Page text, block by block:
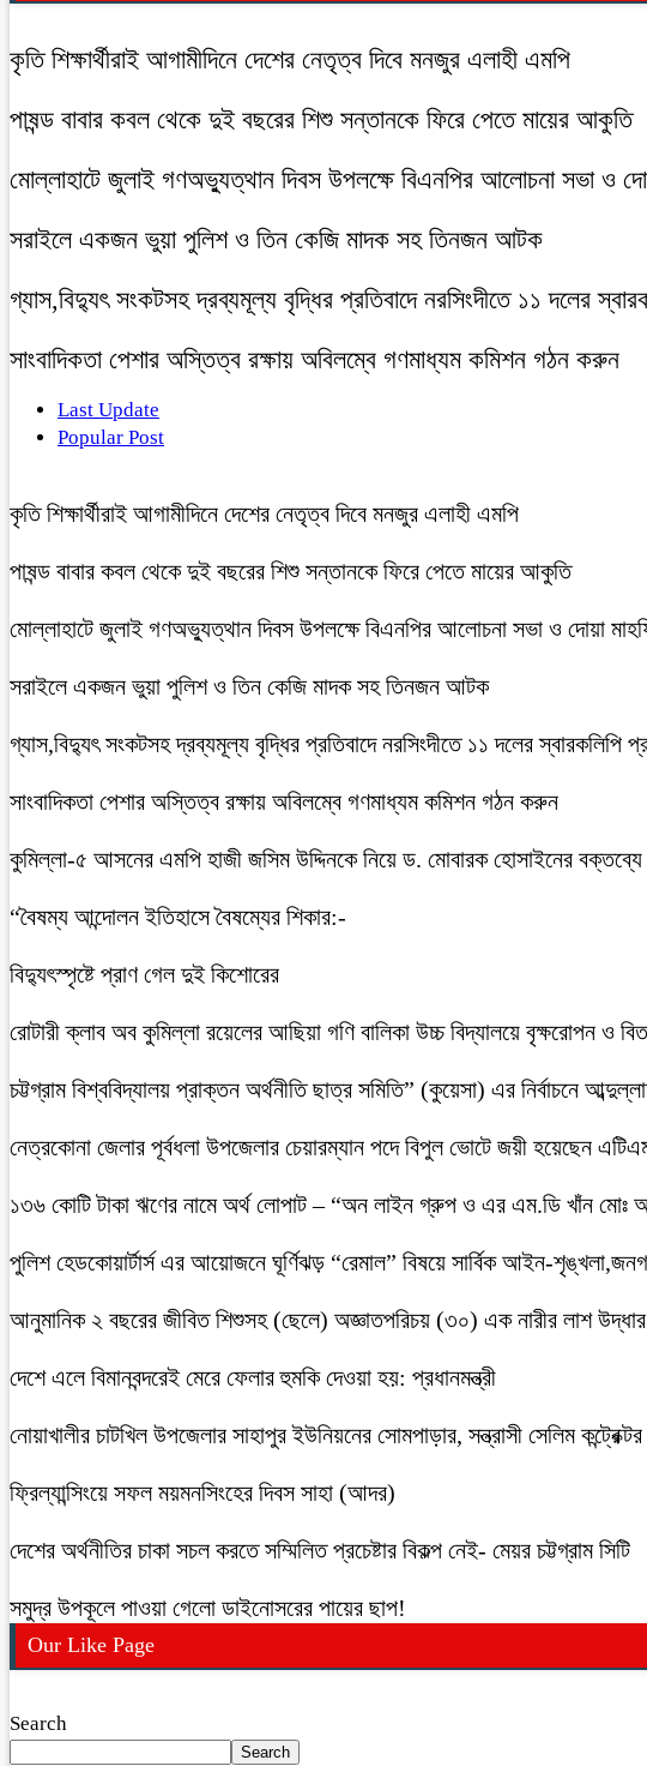
কৃতি শিক্ষার্থীরাই আগামীদিনে দেশের নেতৃত্ব দিবে মনজুর এলাহী এমপি
পাষন্ড বাবার কবল থেকে দুই বছরের শিশু সন্তানকে ফিরে পেতে মায়ের আকুতি
মোল্লাহাটে জুলাই গণঅভ্যুত্থান দিবস উপলক্ষে বিএনপির আলোচনা সভা ও
সরাইলে একজন ভুয়া পুলিশ ও তিন কেজি মাদক সহ তিনজন আটক
গ্যাস,বিদ্যুৎ সংকটসহ দ্রব্যমূল্য বৃদ্ধির প্রতিবাদে নরসিংদীতে ১১ দলের
সাংবাদিকতা পেশার অস্তিত্ব রক্ষায় অবিলম্বে গণমাধ্যম কমিশন গঠন করুন
Last Update
Popular Post
কৃতি শিক্ষার্থীরাই আগামীদিনে দেশের নেতৃত্ব দিবে মনজুর এলাহী এমপি
পাষন্ড বাবার কবল থেকে দুই বছরের শিশু সন্তানকে ফিরে পেতে মায়ের আকুতি
মোল্লাহাটে জুলাই গণঅভ্যুত্থান দিবস উপলক্ষে বিএনপির আলোচনা সভা ও দোয়া
সরাইলে একজন ভুয়া পুলিশ ও তিন কেজি মাদক সহ তিনজন আটক
গ্যাস,বিদ্যুৎ সংকটসহ দ্রব্যমূল্য বৃদ্ধির প্রতিবাদে নরসিংদীতে ১১ দলের স্বারকলিপি
সাংবাদিকতা পেশার অস্তিত্ব রক্ষায় অবিলম্বে গণমাধ্যম কমিশন গঠন করুন
কুমিল্লা-৫ আসনের এমপি হাজী জসিম উদ্দিনকে নিয়ে ড. মোবারক হোসাইনের বক্তব্যে
“বৈষম্য আন্দোলন ইতিহাসে বৈষম্যের শিকার:-
বিদ্যুৎস্পৃষ্টে প্রাণ গেল দুই কিশোরের
রোটারী ক্লাব অব কুমিল্লা রয়েলের আছিয়া গণি বালিকা উচ্চ বিদ্যালয়ে বৃক্ষরোপন ও
চট্টগ্রাম বিশ্ববিদ্যালয় প্রাক্তন অর্থনীতি ছাত্র সমিতি” (কুয়েসা) এর নির্বাচনে
নেত্রকোনা জেলার পূর্বধলা উপজেলার চেয়ারম্যান পদে বিপুল ভোটে জয়ী হয়েছেন
১৩৬ কোটি টাকা ঋণের নামে অর্থ লোপাট – “অন লাইন গ্রুপ ও এর এম.ডি খাঁন মোঃ
পুলিশ হেডকোয়ার্টার্স এর আয়োজনে ঘূর্ণিঝড় “রেমাল” বিষয়ে সার্বিক আইন-
আনুমানিক ২ বছরের জীবিত শিশুসহ (ছেলে) অজ্ঞাতপরিচয় (৩০) এক নারীর লাশ
দেশে এলে বিমানবন্দরেই মেরে ফেলার হুমকি দেওয়া হয়: প্রধানমন্ত্রী
নোয়াখালীর চাটখিল উপজেলার সাহাপুর ইউনিয়নের সোমপাড়ার, সন্ত্রাসী সেলিম
ফ্রিল্যান্সিংয়ে সফল ময়মনসিংহের দিবস সাহা (আদর)
দেশের অর্থনীতির চাকা সচল করতে সম্মিলিত প্রচেষ্টার বিকল্প নেই- মেয়র চট্টগ্রাম সিটি
সমুদ্র উপকূলে পাওয়া গেলো ডাইনোসরের পায়ের ছাপ!
Our Like Page
Search
Search